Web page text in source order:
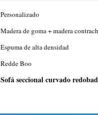
Personalizado
Madera de goma + madera
Espuma de alta densidad
Redde Boo
Sofá seccional curvado